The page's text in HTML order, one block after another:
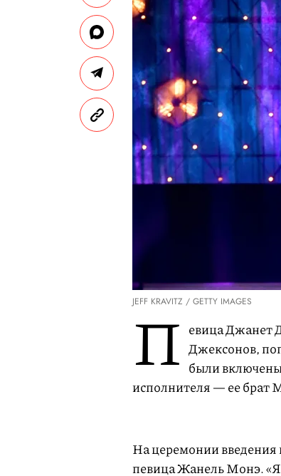
JEFF KRAVITZ / GETTY IMAGES
П евица Джанет
Джексонов,
были включены
исполнителя — ее брат
На церемонии введения
певица Жанель Монэ.